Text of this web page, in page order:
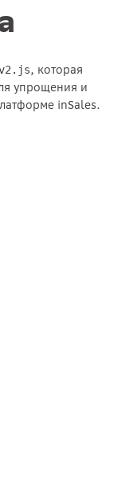
, которая
упрощения и
inSales.